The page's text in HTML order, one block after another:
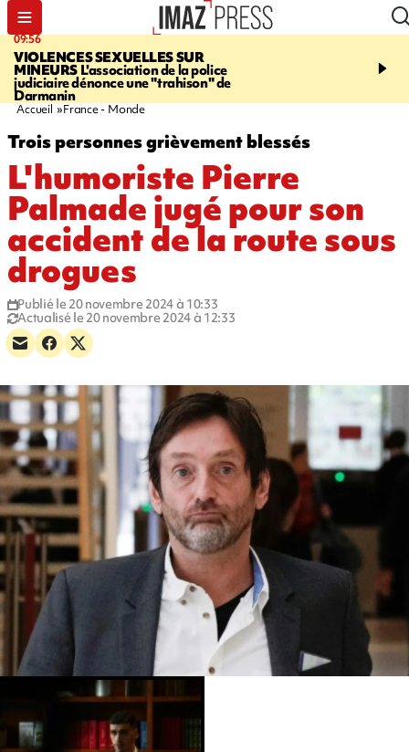
09:56
VIOLENCES SEXUELLES SUR
MINEURS L'association de la police
judiciaire dénonce une "trahison" de
Darmanin
12:19
grièvement blessé à
Accueil France - Monde
Trois personnes grièvement blessés
L'humoriste Pierre
Palmade jugé pour son
accident de la route sous
drogues
Publié le 20 novembre 2024 à 10:33
Actualisé le 20 novembre 2024 à 12:33